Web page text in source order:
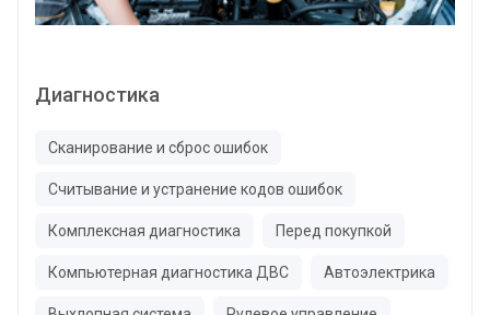
Диагностика
Сканирование и сброс ошибок
Считывание и устранение кодов ошибок
Комплексная диагностика Перед покупкой
Компьютерная диагностика ДВС Автоэлектрика